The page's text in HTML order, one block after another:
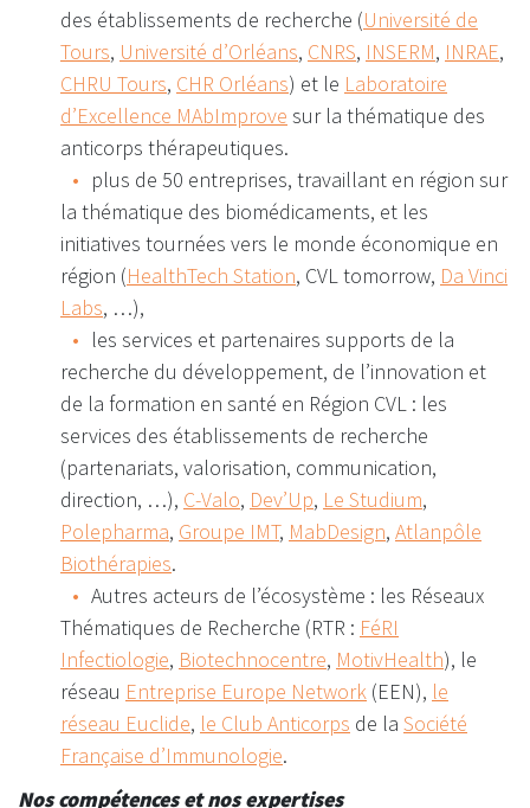
des établissements de recherche (Université de
Tours, Université d’Orléans, CNRS, INSERM, INRAE,
CHRU Tours, CHR Orléans) et le Laboratoire
d’Excellence MAbImprove sur la thématique des
anticorps thérapeutiques.
plus de 50 entreprises, travaillant en région sur
la thématique des biomédicaments, et les
initiatives tournées vers le monde économique en
région (HealthTech Station, CVL tomorrow, Da Vinci
Labs, …),
les services et partenaires supports de la
recherche du développement, de l’innovation et
de la formation en santé en Région CVL : les
services des établissements de recherche
(partenariats, valorisation, communication,
direction, …), C-Valo, Dev’Up, Le Studium,
Polepharma, Groupe IMT, MabDesign, Atlanpôle
Biothérapies.
Autres acteurs de l’écosystème : les Réseaux
Thématiques de Recherche (RTR : FéRI
Infectiologie, Biotechnocentre, MotivHealth), le
réseau Entreprise Europe Network (EEN), le
réseau Euclide, le Club Anticorps de la Société
Française d’Immunologie.
Nos compétences et nos expertises